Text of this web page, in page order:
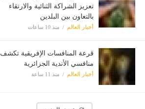
تعزيز الشراكة الثنائية والارتقاء
بالتعاون بين البلدين
أخبار العالم منذ 10 ساعات
قرعة المنافسات الإفريقية تكشف
منافسي الأندية الجزائرية
أخبار العالم منذ 11 ساعة